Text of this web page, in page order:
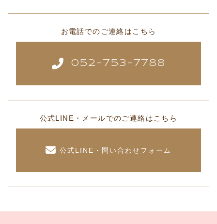
お電話でのご連絡はこちら
052-753-7788
公式LINE・メールでのご連絡はこちら
公式LINE・問い合わせフォーム